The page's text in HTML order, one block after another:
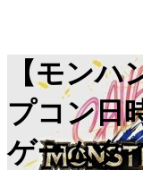
【モン
プコン日
ゲームタ